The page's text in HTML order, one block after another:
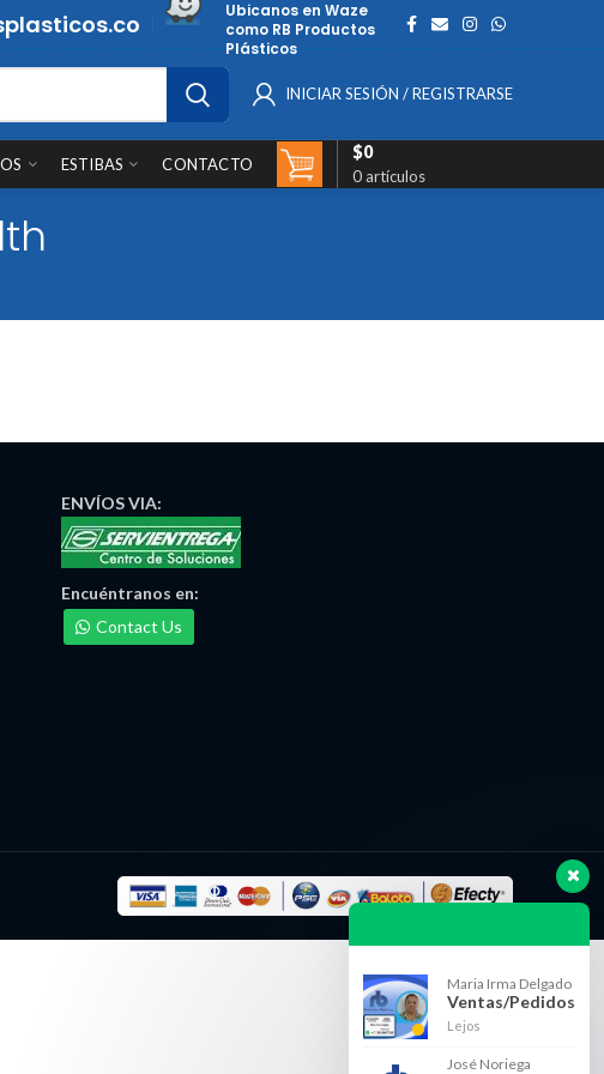
Ubicanos en Waze
como RB Productos
Plásticos
INICIAR SESIÓN / REGISTRARSE
ESTIBAS CONTACTO
0 artículos
$0
ENVÍOSVIA:
Encuéntranos en:
Contact Us
Maria Irma Delgado
Ventas/Pedidos
Lejos
José Noriega